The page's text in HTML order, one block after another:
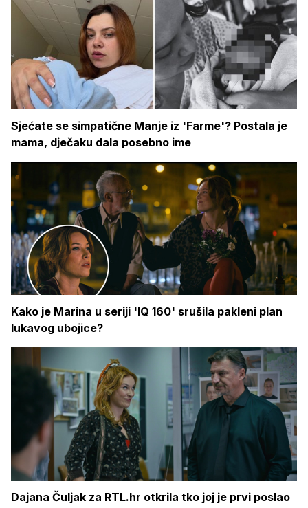
Sjećate se simpatične Manje iz 'Farme'? Postala je
mama, dječaku dala posebno ime
Kako je Marina u seriji 'IQ 160' srušila pakleni plan
lukavog ubojice?
Dajana Čuljak za RTL.hr otkrila tko joj je prvi poslao